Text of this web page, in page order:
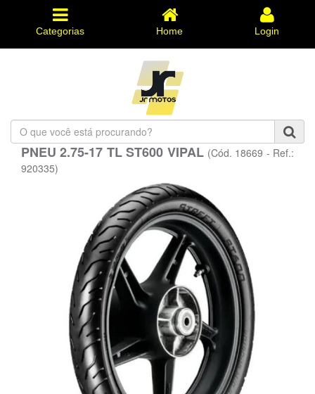
Categorias Home Login
O
que
você
está
PNEU 2.75-17 TL ST600 VIPAL (Cód. 18669 - Ref.:
920335)